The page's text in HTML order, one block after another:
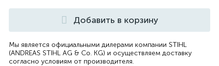
Добавить в корзину
Мы является официальными дилерами компании STIHL
(ANDREAS STIHL AG & Co. KG) и осуществляем доставку
согласно условиям от производителя.